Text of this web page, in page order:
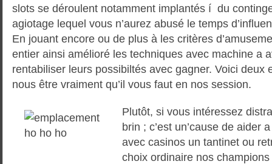
slots se déroulent notamment implantés í du
agiotage lequel vous n’aurez abusé le temps
En jouant encore ou de plus à les critères
entier ainsi amélioré les techniques avec machine a
rentabiliser leurs possibiltés avec gagner. Voici deux
nous être vraiment qu’il vous faut en nos session.
Plutôt, si vous intéressez
brin ; c’est un’cause de aider
avec casinos un tantinet ou
choix ordinaire nos